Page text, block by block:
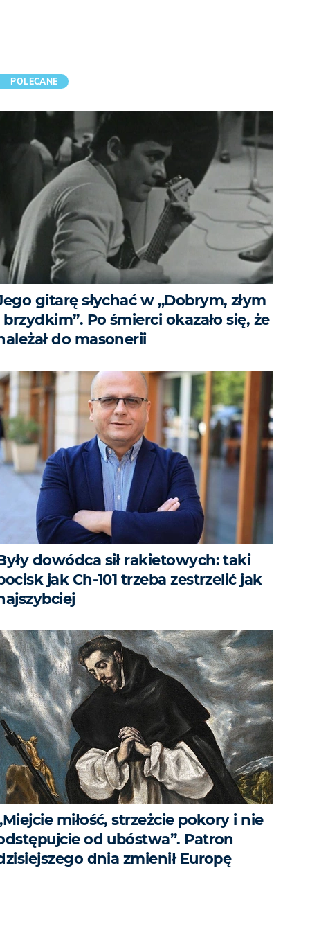
POLECANE
gitarę słychać w „Dobrym, złym
brzydkim”. Po śmierci okazało się, że
do masonerii
dowódca sił rakietowych: taki
jak Ch-101 trzeba zestrzelić jak
miłość, strzeżcie pokory i nie
od ubóstwa”. Patron
dnia zmienił Europę